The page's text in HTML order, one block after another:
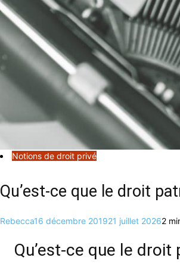
Notions de droit privé
Qu’est-ce que le droit
Rebecca16 décembre 201921 juillet 20262
Qu’est-ce que le droit